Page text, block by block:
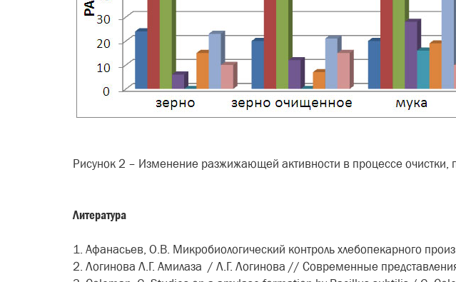
Рисунок 2 – Изменение разжижающей активности в процессе
Литература
1. Афанасьев, О.В. Микробиологический контроль хлебопекарного
2. Логинова Л.Г. Амилаза / Л.Г. Логинова // Современные